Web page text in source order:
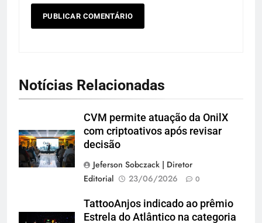
Notícias Relacionadas
CVM permite atuação da OnilX
com criptoativos após revisar
decisão
Jeferson Sobczack | Diretor
Editorial
23/06/2026 0
TattooAnjos indicado ao prêmio
Estrela do Atlântico na categoria